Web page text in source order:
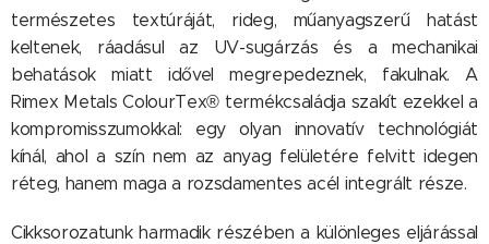
természetes textúráját, rideg, műanyagszerű hatást
keltenek, ráadásul az UV-sugárzás és a mechanikai
behatások miatt idővel megrepedeznek, fakulnak. A
Rimex Metals ColourTex® termékcsaládja szakít ezekkel a
kompromisszumokkal: egy olyan innovatív technológiát
kínál, ahol a szín nem az anyag felületére felvitt idegen
réteg, hanem maga a rozsdamentes acél integrált része.
Cikksorozatunk harmadik részében a különleges eljárással